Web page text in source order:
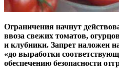
Ограничения начнут
ввоза свежих томатов,
и клубники. Запрет наложен
«до выработки
обеспечению безопасности